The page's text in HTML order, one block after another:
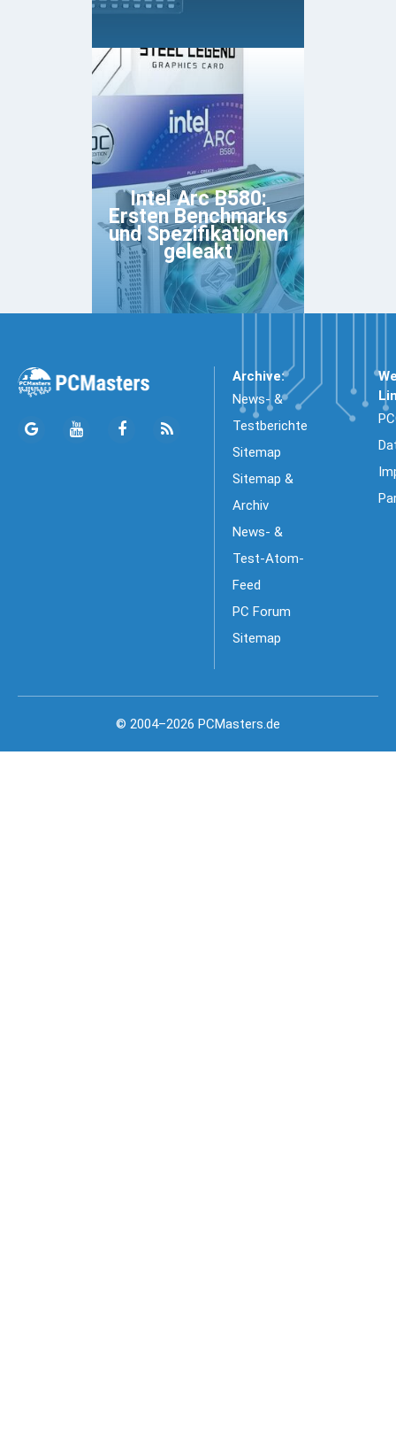
Intel Arc B580:
Ersten Benchmarks
und Spezifikationen
geleakt
Archive:
News- &
Testberichte
Sitemap
Sitemap &
Archiv
News- &
Test-Atom-
Feed
PC Forum
Sitemap
© 2004–2026 PCMasters.de